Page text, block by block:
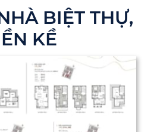
BIỆT THỰ,
KỀ